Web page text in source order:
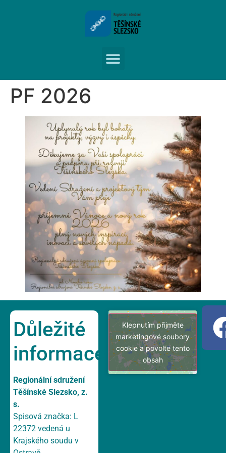
PF 2026
Důležité
informace
Regionální sdružení
Těšínské Slezsko, z.
s.
Spisová značka: L
22372 vedená u
Krajského soudu v
Klepnutím přijměte
marketingové soubory
cookie a povolte tento
obsah